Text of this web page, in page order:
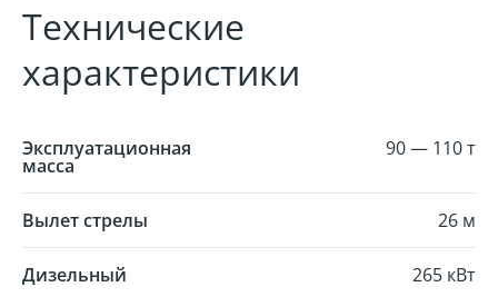
Технические
характеристики
Эксплуатационная
масса
90 — 110 т
Вылет стрелы 26 м
Дизельный 265 кВт